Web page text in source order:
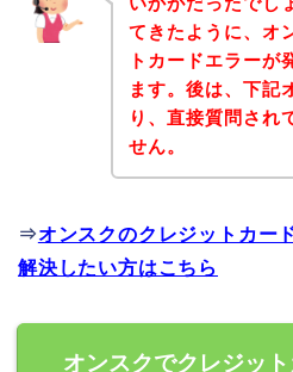
てきたように、オ
トカードエラーが
ます。後は、下記
り、直接質問され
せん。
⇒オンスクのクレジットカー
解決したい方はこちら
オンスクでクレジッ